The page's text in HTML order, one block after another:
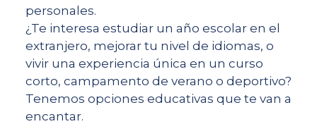
personales.
¿Te interesa estudiar un año escolar en el
extranjero, mejorar tu nivel de idiomas, o
vivir una experiencia única en un curso
corto, campamento de verano o deportivo?
Tenemos opciones educativas que te van a
encantar.